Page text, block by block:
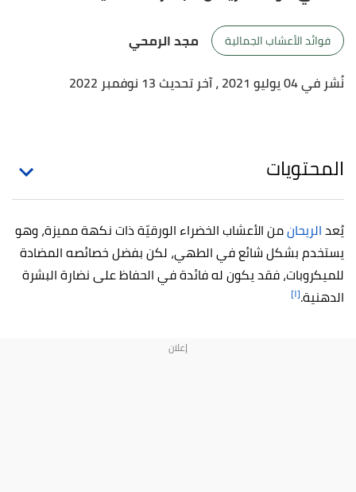
فوائد الأعشاب الجمالية
مجد الرمحي
نُشر في 04 يوليو 2021
، آخر تحديث 13 نوفمبر 2022
المحتويات
يُعدالريحانمن الأعشاب الخضراء الورقيّة ذات نكهة مميزة، وهو
يستخدم بشكل شائع في الطهي، لكن بفضل خصائصه المضادة
للميكروبات، فقد يكون له فائدة في الحفاظ على نضارة البشرة
الدهنية.[١]